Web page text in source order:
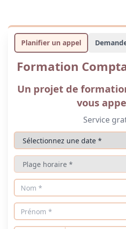
Planifier un appel
Formation
Un projet de
vous
Service